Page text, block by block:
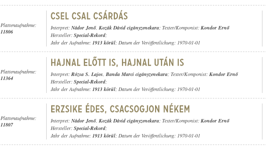
Plattenaufnahme:
11806
Interpret: Nádor Jenő, Kozák Dávid cigányzenekara; Texter/Komponist: Kondor Ernő
Hersteller: Special-Rekord;
Jahr der Aufnahme: 1913 körül; Datum der Veröffentlichung: 1970-01-01
Plattenaufnahme:
11364
Interpret: Rózsa S. Lajos, Banda Marci cigányzenekara; Texter/Komponist: Kondor Ernő
Hersteller: Special-Rekord;
Jahr der Aufnahme: 1913 körül; Datum der Veröffentlichung: 1970-01-01
Plattenaufnahme:
11807
Interpret: Nádor Jenő, Kozák Dávid cigányzenekara; Texter/Komponist: Kondor Ernő
Hersteller: Special-Rekord;
Jahr der Aufnahme: 1913 körül; Datum der Veröffentlichung: 1970-01-01